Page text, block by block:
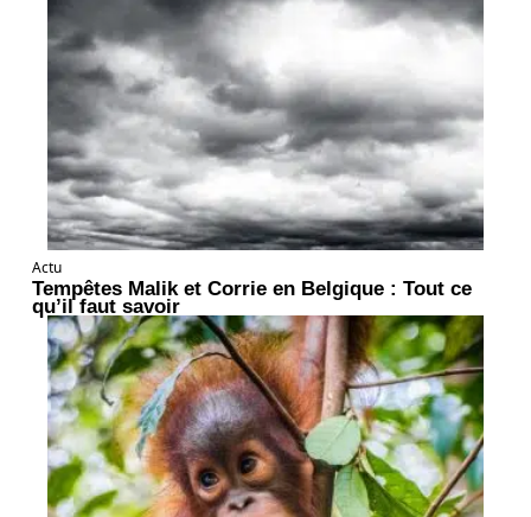
Actu
Tempêtes Malik et Corrie en Belgique : Tout ce
qu’il faut savoir